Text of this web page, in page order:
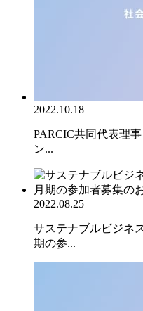
2022.10.18
PARCIC共同代表理
ン...
2022.08.25
サステナブルビジネ
期の参...